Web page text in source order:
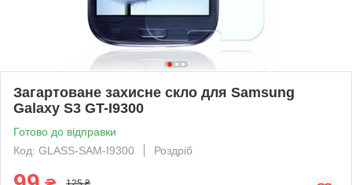
Загартоване захисне скло для Samsung
Galaxy S3 GT-I9300
Готово до відправки
Код: GLASS-SAM-I9300
Роздріб